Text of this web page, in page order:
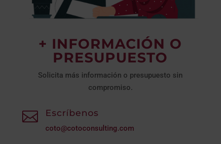
+ INFORMACIÓN O
PRESUPUESTO
Solicita más información o presupuesto sin
compromiso.
 Escríbenos
coto@cotoconsulting.com